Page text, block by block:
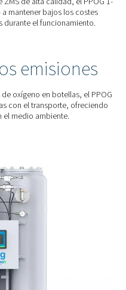
a
supervisa
estable y fiable para
ZMS de alta
a mantener bajos
durante el